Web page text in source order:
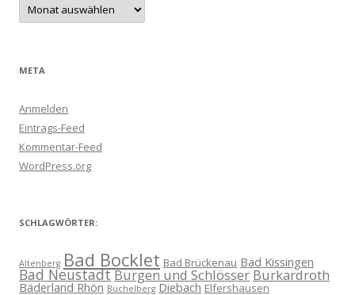
META
Anmelden
Eintrags-Feed
Kommentar-Feed
WordPress.org
SCHLAGWÖRTER:
Altenberg Bad Bocklet Bad Brückenau Bad Kissingen
Bad NeustadtBurgen und Schlösser Burkardroth
Bäderland Rhön Büchelberg Diebach Elfershausen